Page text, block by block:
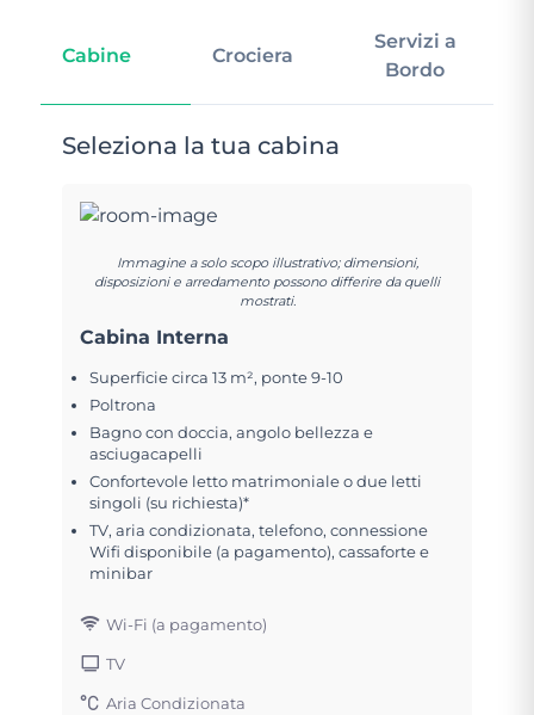
Cabine Crociera
Servizi a
Bordo
Seleziona la tua cabina
Immagine a solo scopo illustrativo; dimensioni,
disposizioni e arredamento possono differire da quelli
mostrati.
Cabina Interna
Superficie circa 13 m², ponte 9-10
Poltrona
Bagno con doccia, angolo bellezza e
asciugacapelli
Confortevole letto matrimoniale o due letti
singoli (su richiesta)*
TV, aria condizionata, telefono, connessione
Wifi disponibile (a pagamento), cassaforte e
minibar
Wi-Fi (a pagamento)
TV
Aria Condizionata